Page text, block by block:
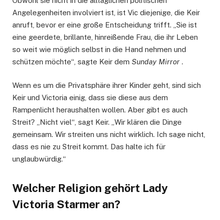
Angelegenheiten involviert ist, ist Vic diejenige, die Keir
anruft, bevor er eine große Entscheidung trifft. „Sie ist
eine geerdete, brillante, hinreißende Frau, die ihr Leben
so weit wie möglich selbst in die Hand nehmen und
schützen möchte“, sagte Keir dem Sunday Mirror .
Wenn es um die Privatsphäre ihrer Kinder geht, sind sich
Keir und Victoria einig, dass sie diese aus dem
Rampenlicht heraushalten wollen. Aber gibt es auch
Streit? „Nicht viel“, sagt Keir. „Wir klären die Dinge
gemeinsam. Wir streiten uns nicht wirklich. Ich sage nicht,
dass es nie zu Streit kommt. Das halte ich für
unglaubwürdig.“
Welcher Religion gehört Lady
Victoria Starmer an?